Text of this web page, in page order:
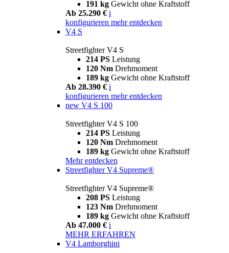
191 kg Gewicht ohne Kraftstoff
Ab 25.290 € i
konfigurieren mehr entdecken
V4 S
Streetfighter V4 S
214 PS Leistung
120 Nm Drehmoment
189 kg Gewicht ohne Kraftstoff
Ab 28.390 € i
konfigurieren mehr entdecken
new V4 S 100
Streetfighter V4 S 100
214 PS Leistung
120 Nm Drehmoment
189 kg Gewicht ohne Kraftstoff
Mehr entdecken
Streetfighter V4 Supreme®
Streetfighter V4 Supreme®
208 PS Leistung
123 Nm Drehmoment
189 kg Gewicht ohne Kraftstoff
Ab 47.000 € i
MEHR ERFAHREN
V4 Lamborghini